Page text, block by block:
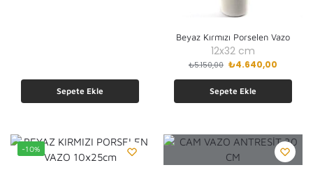
Sepete Ekle
Beyaz Kırmızı Porselen Vazo
12x32 cm
₺5.150,00 ₺4.640,00
Sepete Ekle
-10%